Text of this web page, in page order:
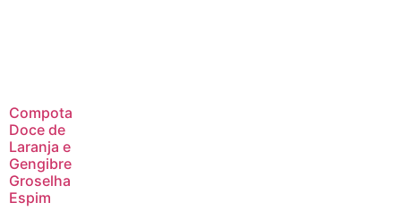
Compota
Doce de
Laranja e
Gengibre
Groselha
Espim